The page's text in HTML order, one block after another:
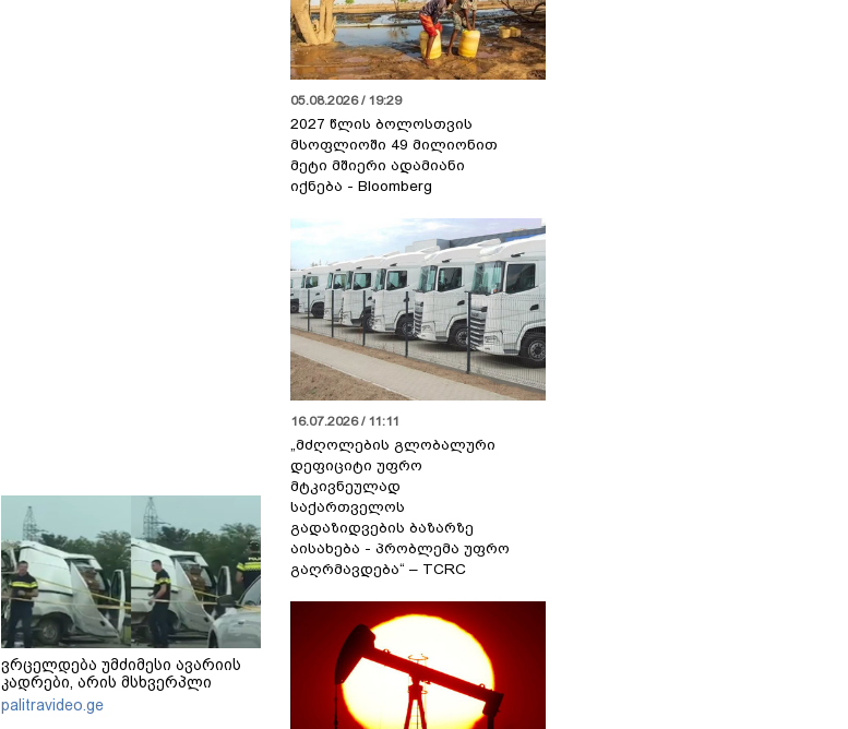
ვრცელდება უმძიმესი ავარიის
კადრები, არის მსხვერპლი
palitravideo.ge
05.08.2026 / 19:29
2027 წლის ბოლოსთვის
მსოფლიოში 49 მილიონით
მეტი მშიერი ადამიანი
იქნება - Bloomberg
16.07.2026 / 11:11
„მძღოლების გლობალური
დეფიციტი უფრო
მტკივნეულად
საქართველოს
გადაზიდვების ბაზარზე
აისახება - პრობლემა უფრო
გაღრმავდება“ – TCRC